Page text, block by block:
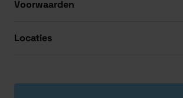
Voorwaarden
Locaties